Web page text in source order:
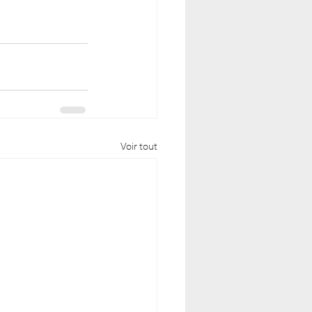
Voir tout